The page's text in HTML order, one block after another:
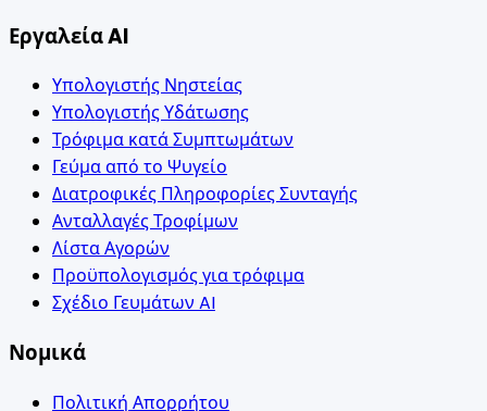
Εργαλεία AI
Υπολογιστής Νηστείας
Υπολογιστής Υδάτωσης
Τρόφιμα κατά Συμπτωμάτων
Γεύμα από το Ψυγείο
Διατροφικές Πληροφορίες Συνταγής
Ανταλλαγές Τροφίμων
Λίστα Αγορών
Προϋπολογισμός για τρόφιμα
Σχέδιο Γευμάτων AI
Νομικά
Πολιτική Απορρήτου